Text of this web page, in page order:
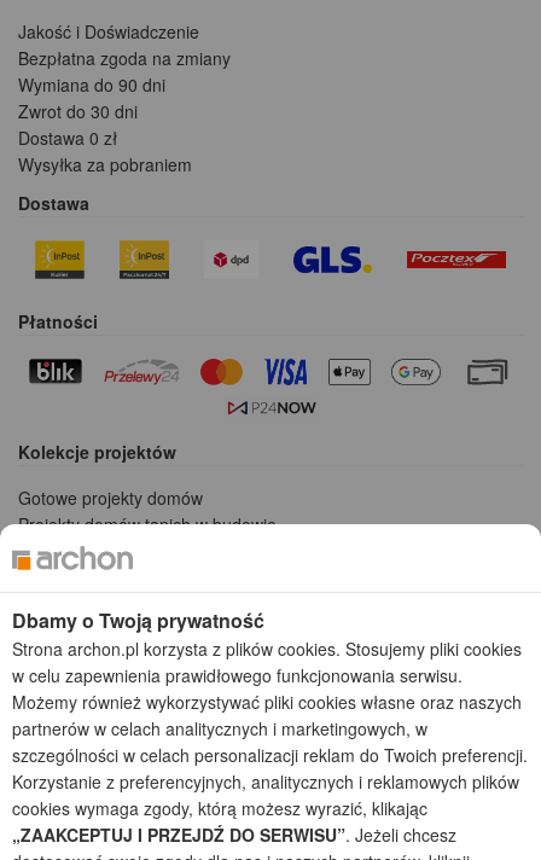
Jakość i Doświadczenie
Bezpłatna zgoda na zmiany
Wymiana do 90 dni
Zwrot do 30 dni
Dostawa 0 zł
Wysyłka za pobraniem
Dostawa
Płatności
Kolekcje projektów
Gotowe projekty domów
Projekty domów tanich w budowie
Projekty domów szeregowych
Projekty małych domów (do 150 m2)
Projekty domów bliźniaczych
Projekty domów nowoczesnych
Projekty domów parterowych
2026 © ARCHON+ Biuro Projektów - Tradycyjne i nowoczesne gotowe
projekty domów - autorska pracownia architektoniczna założona w 1990r.
przez arch. Barbarę Mendel
Z uwagi na ciągłe doskonalenie procesu powstawania projektów (zgodnie z
normą ISO 9001), prezentowane na stronie projekty domów mogą
nieznacznie różnić się od dokumentacji technicznej.
Dbamy o Twoją prywatność
Strona archon.pl korzysta z plików cookies. Stosujemy pliki cookies
w celu zapewnienia prawidłowego funkcjonowania serwisu.
Możemy również wykorzystywać pliki cookies własne oraz naszych
partnerów w celach analitycznych i marketingowych, w
szczególności w celach personalizacji reklam do Twoich preferencji.
Korzystanie z preferencyjnych, analitycznych i reklamowych plików
cookies wymaga zgody, którą możesz wyrazić, klikając
„ZAAKCEPTUJ I PRZEJDŹ DO SERWISU”. Jeżeli chcesz